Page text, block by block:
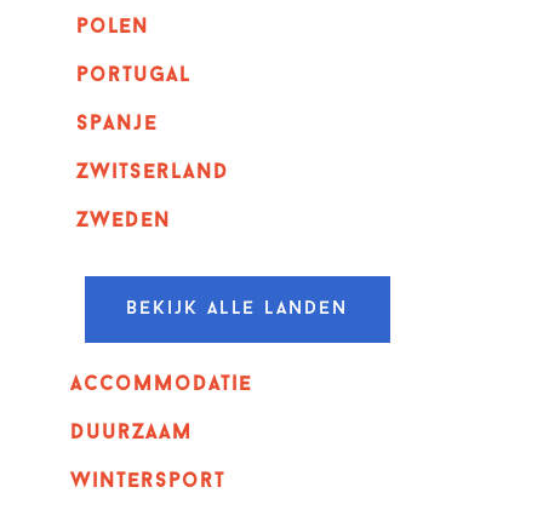
polen
portugal
spanje
zwitserland
zweden
Bekijk alle landen
Accommodatie
Duurzaam
wintersport